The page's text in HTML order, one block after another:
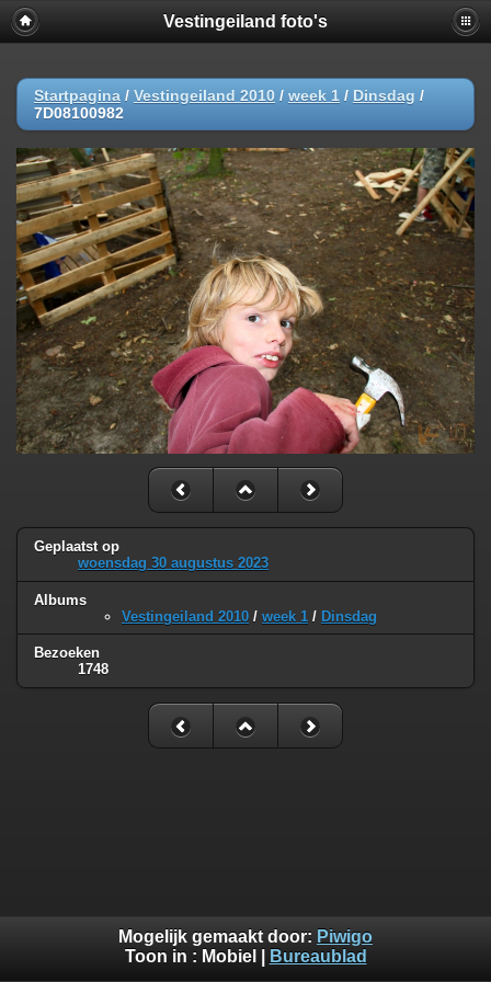
Vestingeiland foto's
Startpagina / Vestingeiland 2010 / week 1 / Dinsdag /
7D08100982
Geplaatst op
woensdag 30 augustus 2023
Albums
Vestingeiland 2010 / week 1 / Dinsdag
Bezoeken
1748
Mogelijk gemaakt door: Piwigo
Toon in : Mobiel Bureaublad